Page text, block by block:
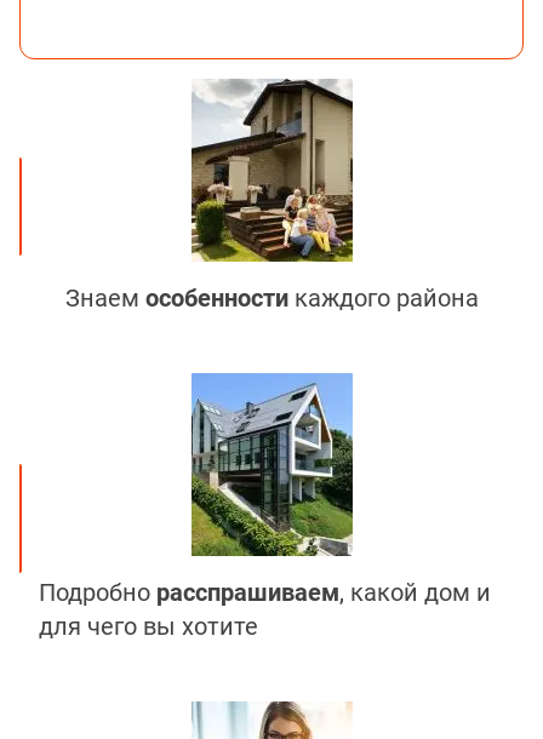
Знаем особенностикаждого района
Подробно расспрашиваем, какой дом и
для чего вы хотите